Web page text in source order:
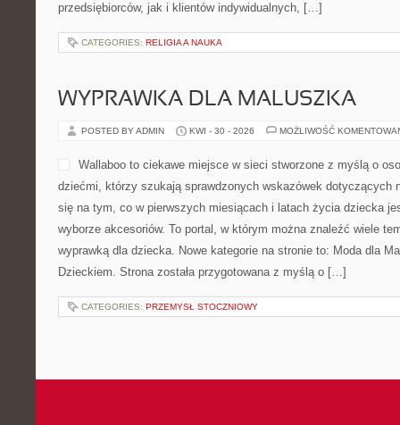
przedsiębiorców, jak i klientów indywidualnych, […]
CATEGORIES: RELIGIA A NAUKA
WYPRAWKA DLA MALUSZKA
POSTED BY ADMIN KWI - 30 - 2026 MOŻLIWOŚĆ
Wallaboo to ciekawe miejsce w sieci stworzone z myślą o
dziećmi, którzy szukają sprawdzonych wskazówek dotyczących
się na tym, co w pierwszych miesiącach i latach życia dziecka
wyborze akcesoriów. To portal, w którym można znaleźć wiele
wyprawką dla dziecka. Nowe kategorie na stronie to: Moda dla
Dzieckiem. Strona została przygotowana z myślą o […]
CATEGORIES: PRZEMYSŁ STOCZNIOWY